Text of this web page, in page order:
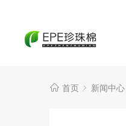
首页 新闻中心